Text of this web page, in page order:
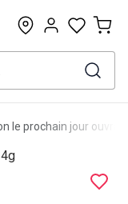
0
le prochain jour